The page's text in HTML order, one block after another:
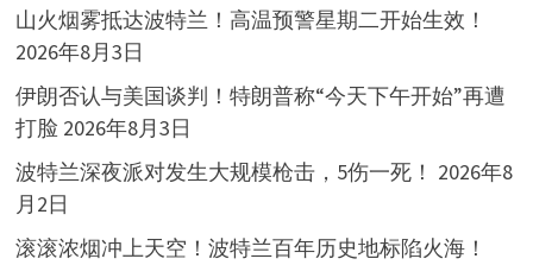
山火烟雾抵达波特兰！高温预警星期二开始生效！
2026年8月3日
伊朗否认与美国谈判！特朗普称“今天下午开始”再遭
打脸 2026年8月3日
波特兰深夜派对发生大规模枪击，5伤一死！ 2026年8
月2日
滚滚浓烟冲上天空！波特兰百年历史地标陷火海！